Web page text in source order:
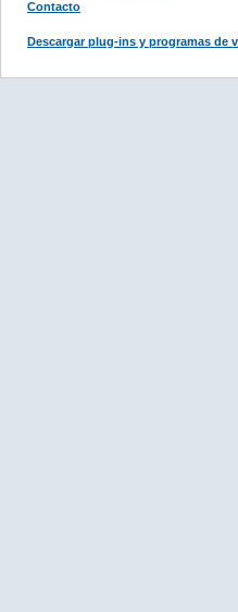
Contacto
Descargar plug-ins y programas de